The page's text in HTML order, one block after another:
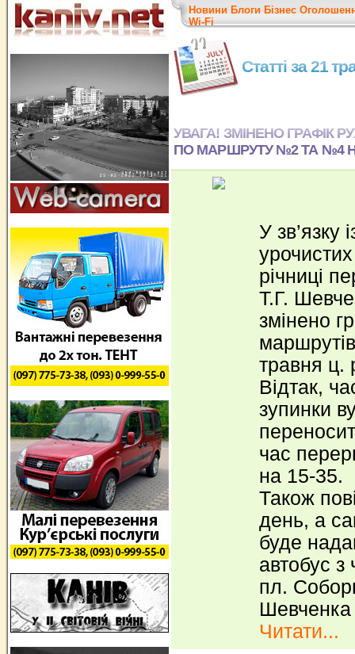
Новини Блоги Бізнес
Wi-Fi
Статті за 21
УВАГА! ЗМІНЕНО ГРАФІК
ПО МАРШРУТУ №2 ТА №4
У зв’язку
річниці
Т.Г.
змінено
травня ц.
Відтак,
зупинки
час
на 15-35.
Також
день, а
буде
автобус з
пл.
Читати...